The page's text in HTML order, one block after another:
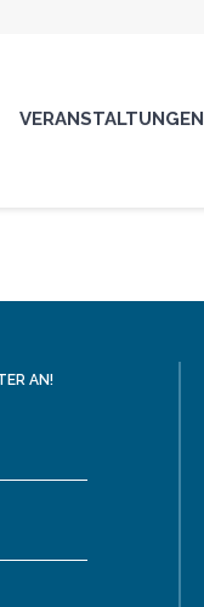
VERANSTALTUNGEN
AN!